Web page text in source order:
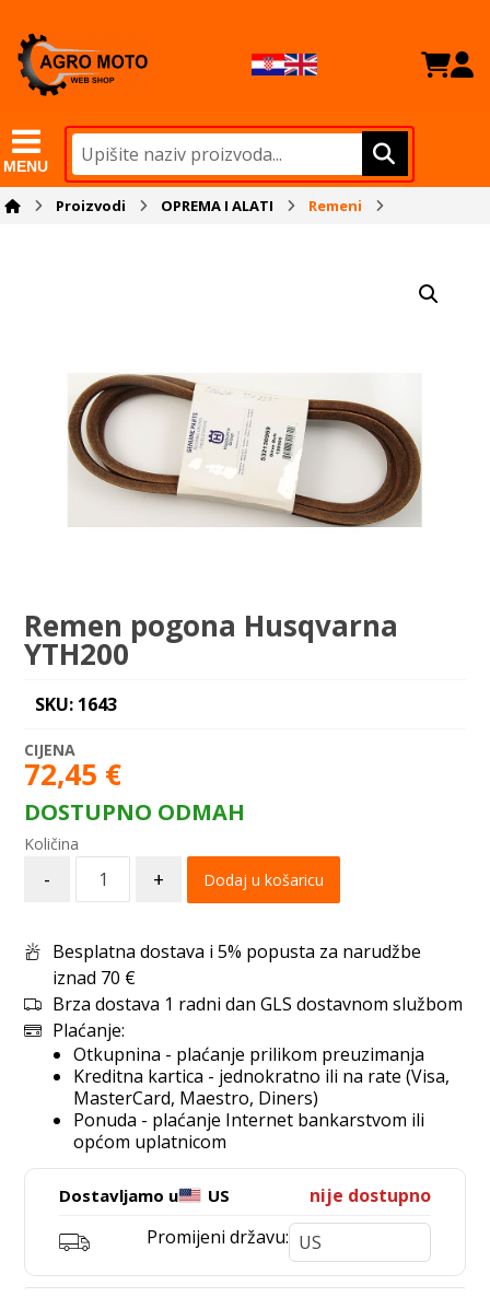
MENU
Proizvodi OPREMA I ALATI Remeni
Remen pogona Husqvarna
YTH200
SKU: 1643
72,45 €
DOSTUPNO ODMAH
- + Dodaj u košaricu
Besplatna dostava i 5% popusta za narudžbe
iznad 70 €
Brza dostava 1 radni dan GLS dostavnom službom
Plaćanje:
Otkupnina - plaćanje prilikom preuzimanja
Kreditna kartica - jednokratno ili na rate (Visa,
MasterCard, Maestro, Diners)
Ponuda - plaćanje Internet bankarstvom ili
općom uplatnicom
Dostavljamo u US
nije dostupno
Promijeni državu: